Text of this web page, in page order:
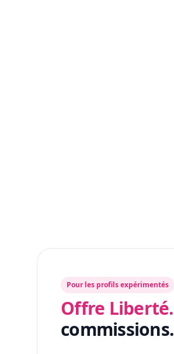
Pour les profils expérimentés
Offre Liberté.
commissions.